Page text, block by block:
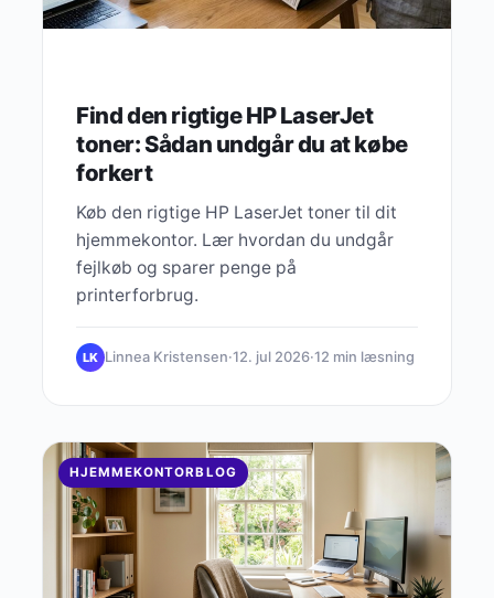
Find den rigtige HP LaserJet
toner: Sådan undgår du at købe
forkert
Køb den rigtige HP LaserJet toner til dit
hjemmekontor. Lær hvordan du undgår
fejlkøb og sparer penge på
printerforbrug.
LK Linnea Kristensen·12. jul 2026·12 min læsning
HJEMMEKONTORBLOG